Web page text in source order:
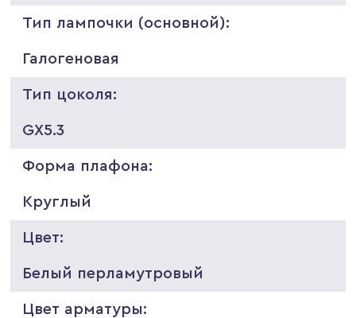
Тип лампочки (основной):
Галогеновая
Тип цоколя:
GX5.3
Форма плафона:
Круглый
Цвет:
Белый перламутровый
Цвет арматуры: